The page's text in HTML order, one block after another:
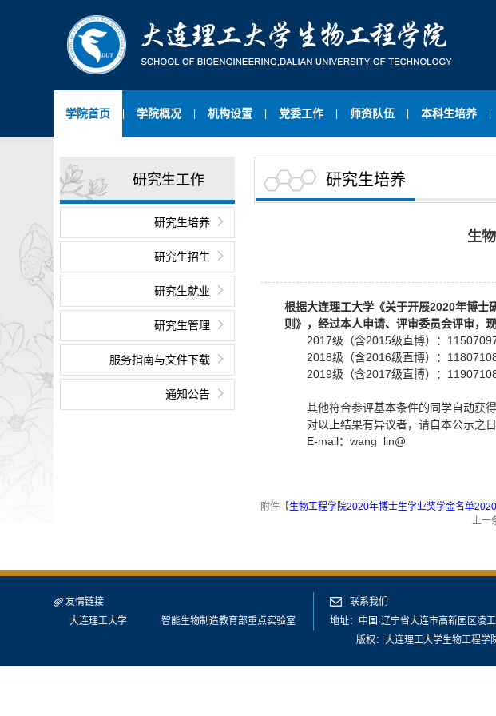
学院首页 学院概况 机构设置 党委工作 师资队伍 本科生培养
研究生工作
研究生培养
研究生招生
研究生就业
研究生管理
服务指南与文件下载
通知公告
研究生培养
生
根据大连理工大学《关于开展2020年博士
则》，经过本人申请、评审委员会评审，
2017级（含2015级直博）：
2018级（含2016级直博）：
2019级（含2017级直博）：
其他符合参评基本条件的同学自动获
对以上结果有异议者，请自本公示之
E-mail：wang_lin@
附件【生物工程学院2020年博士生学业奖学金名单
上一
友情链接
大连理工大学
智能生物制造教育部重点实验室
联系我们
地址：中国·辽宁省大连市高新园区
版权：大连理工大学生物工程学